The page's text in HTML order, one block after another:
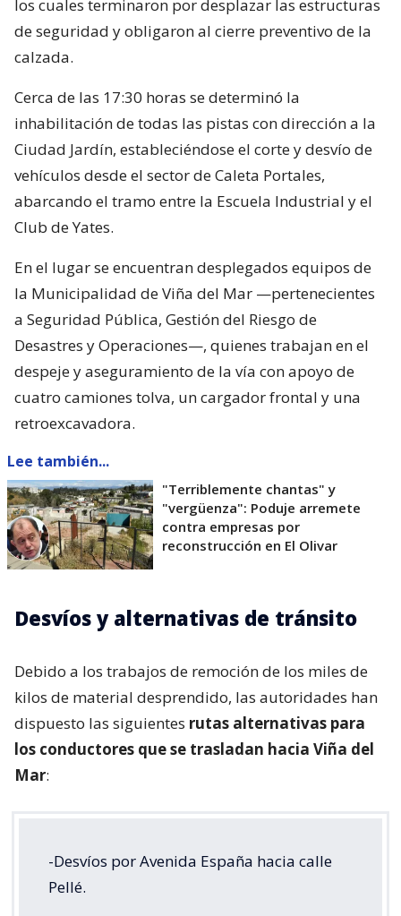
los cuales terminaron por desplazar las estructuras
de seguridad y obligaron al cierre preventivo de la
calzada.
Cerca de las 17:30 horas se determinó la
inhabilitación de todas las pistas con dirección a la
Ciudad Jardín, estableciéndose el corte y desvío de
vehículos desde el sector de Caleta Portales,
abarcando el tramo entre la Escuela Industrial y el
Club de Yates.
En el lugar se encuentran desplegados equipos de
la Municipalidad de Viña del Mar —pertenecientes
a Seguridad Pública, Gestión del Riesgo de
Desastres y Operaciones—, quienes trabajan en el
despeje y aseguramiento de la vía con apoyo de
cuatro camiones tolva, un cargador frontal y una
retroexcavadora.
Lee también...
"Terriblemente chantas" y
"vergüenza": Poduje arremete
contra empresas por
reconstrucción en El Olivar
Desvíos y alternativas de tránsito
Debido a los trabajos de remoción de los miles de
kilos de material desprendido, las autoridades han
dispuesto las siguientes rutas alternativas para
los conductores que se trasladan hacia Viña del
Mar:
-Desvíos por Avenida España hacia calle
Pellé.